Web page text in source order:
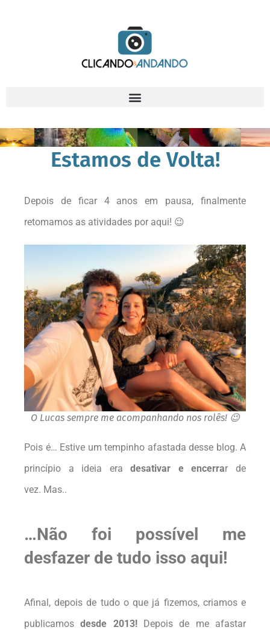
Estamos de Volta!
Depois de ficar 4 anos em pausa, finalmente
retomamos as atividades por aqui! 😉
O Lucas sempre me acompanhando nos rolês! 😉
Pois é… Estive um tempinho afastada desse blog. A
princípio a ideia eradesativar e encerrar de
vez. Mas..
…Não foi possível me
desfazer de tudo isso aqui!
Afinal, depois de tudo o que já fizemos, criamos e
publicamosdesde 2013!Depois de me afastar